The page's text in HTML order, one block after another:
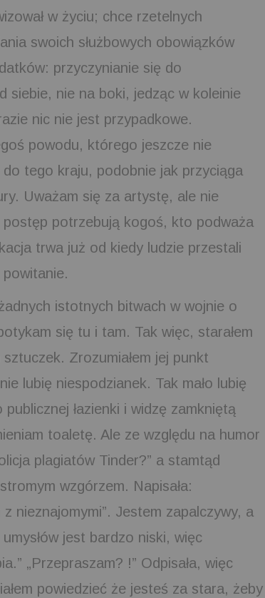
w życiu; chce rzetelnych
swoich służbowych obowiązków
przyczynianie się do
siebie, nie na boki, jedząc w koleinie
nic nie jest przypadkowe.
powodu, którego jeszcze nie
do tego kraju, podobnie jak przyciąga
Uważam się za artystę, ale nie
potrzebują kogoś, kto podważa
trwa już od kiedy ludzie przestali
istotnych bitwach w wojnie o
się tu i tam. Tak więc, starałem
Zrozumiałem jej punkt
lubię niespodzianek. Tak mało lubię
łazienki i widzę zamkniętą
toaletę. Ale ze względu na humor
plagiatów Tinder?” a stamtąd
wzgórzem. Napisała:
nieznajomymi”. Jestem zapalczywy, a
jest bardzo niski, więc
„Przepraszam? !” Odpisała, więc
powiedzieć że jesteś za stara, żeby